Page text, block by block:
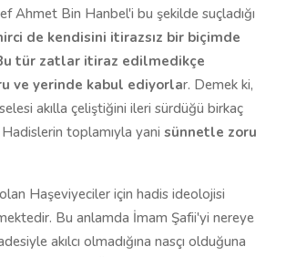
Ahmet Bin Hanbel'i bu şekilde suçladığı
de kendisini itirazsız bir biçimde
tür zatlar itiraz edilmedikçe
ve yerinde kabul ediyorlar. Demek ki,
akılla çeliştiğini ileri sürdüğü birkaç
toplamıyla yani sünnetle zoru
Haşeviyeciler için hadis ideolojisi
Bu anlamda İmam Şafii'yi nereye
akılcı olmadığına nasçı olduğuna